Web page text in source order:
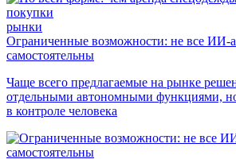
рынки
Ограниченные возможности: не все ИИ-
самостоятельны
Чаще всего предлагаемые на рынке
отдельными автономными функциями,
в контроле человека